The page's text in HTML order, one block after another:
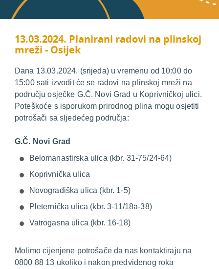
13.03.2024. Planirani radovi na plinskoj
mreži - Osijek
Dana 13.03.2024. (srijeda) u vremenu od 10:00 do
15:00 sati izvodit će se radovi na plinskoj mreži na
području osječke G.Č. Novi Grad u Koprivničkoj ulici.
Poteškoće s isporukom prirodnog plina mogu osjetiti
potrošači sa sljedećeg područja:
G.Č. Novi Grad
Belomanastirska ulica (kbr. 31-75/24-64)
Koprivnička ulica
Novogradiška ulica (kbr. 1-5)
Pleternička ulica (kbr. 3-11/18a-38)
Vatrogasna ulica (kbr. 16-18)
Molimo cijenjene potrošače da nas kontaktiraju na
0800 88 13 ukoliko i nakon predviđenog roka